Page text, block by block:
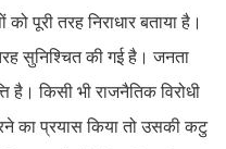
पूरी तरह निराधार बताया है।
सुनिश्चित की गई है। जनता
है। किसी भी राजनैतिक विरोधी
का प्रयास किया तो उसकी कटु